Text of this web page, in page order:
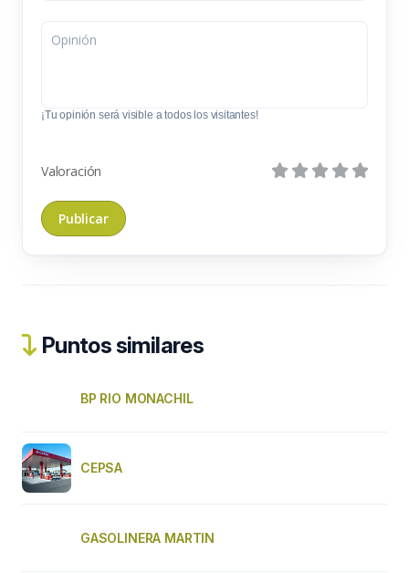
¡Tu opinión será visible a todos los visitantes!
Valoración
Puntos similares
BP RIO MONACHIL
CEPSA
GASOLINERA MARTIN